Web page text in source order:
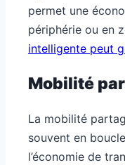
permet une
périphérie ou en
intelligente peut
Mobilité
La mobilité
souvent en
l’économie de